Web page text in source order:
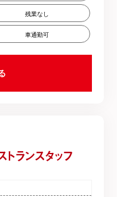
残業なし
車通勤可
ンスタッフ